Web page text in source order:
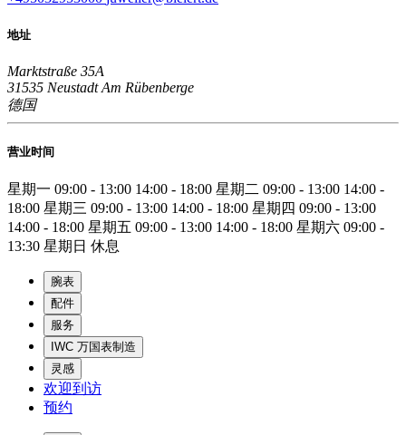
地址
Marktstraße 35A
31535 Neustadt Am Rübenberge
德国
营业时间
星期一 09:00 - 13:00 14:00 - 18:00 星期二 09:00 - 13:00 14:00 -
18:00 星期三 09:00 - 13:00 14:00 - 18:00 星期四 09:00 - 13:00
14:00 - 18:00 星期五 09:00 - 13:00 14:00 - 18:00 星期六 09:00 -
13:30 星期日 休息
腕表
配件
服务
IWC 万国表制造
灵感
欢迎到访
预约